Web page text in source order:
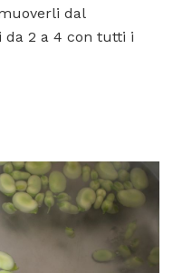
dal
da 2 a 4 con tutti i